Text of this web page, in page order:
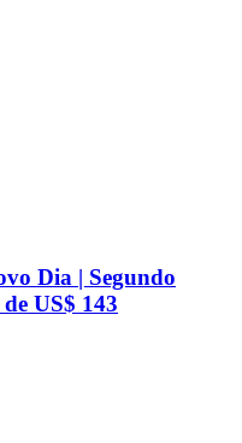
Dia | Segundo
US$ 143